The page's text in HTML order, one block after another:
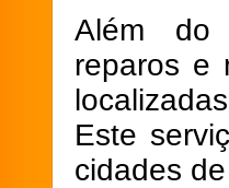
Além do
reparos e
Este
cidades